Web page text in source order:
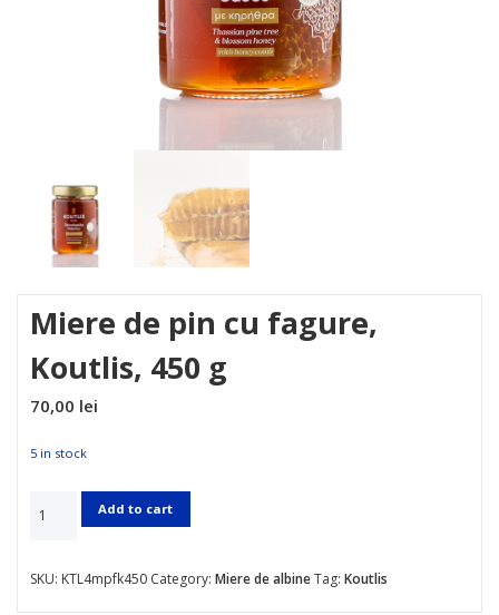
Miere de pin cu fagure,
Koutlis, 450 g
70,00 lei
5 in stock
Add to cart
SKU: KTL4mpfk450 Category: Miere de albineTag: Koutlis